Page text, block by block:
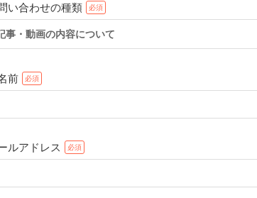
い合わせの種類
事・動画の内容について
前
ルアドレス